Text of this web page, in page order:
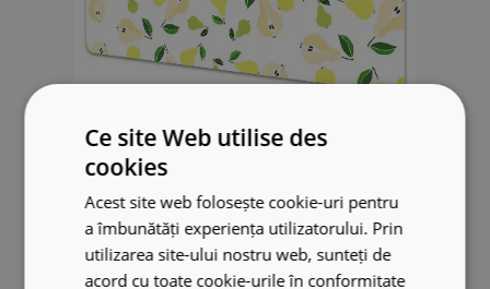
Tapis de bureau Poires
34.99 €
Ce site Web utilise des
cookies
Acest site web folosește cookie-uri pentru
a îmbunătăți experiența utilizatorului. Prin
utilizarea site-ului nostru web, sunteți de
acord cu toate cookie-urile în conformitate